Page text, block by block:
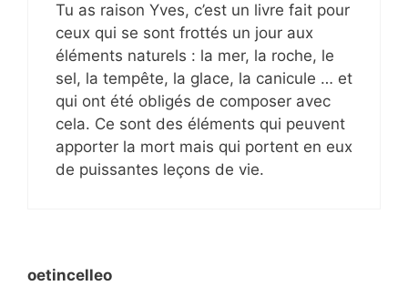
Tu as raison Yves, c’est un livre fait pour
ceux qui se sont frottés un jour aux
éléments naturels : la mer, la roche, le
sel, la tempête, la glace, la canicule … et
qui ont été obligés de composer avec
cela. Ce sont des éléments qui peuvent
apporter la mort mais qui portent en eux
de puissantes leçons de vie.
oetincelleo